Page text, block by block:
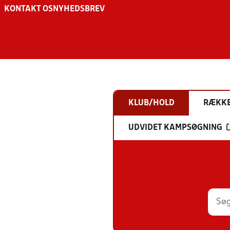
KONTAKT OS NYHEDSBREV
KLUB/HOLD
UDVIDET KAMPSØGNING